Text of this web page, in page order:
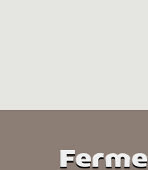
Ferme